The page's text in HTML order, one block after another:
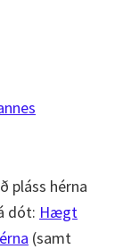
pláss hérna
dót: Hægt
(samt